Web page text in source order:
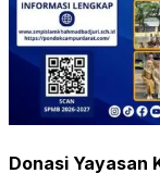
Donasi Yayasan